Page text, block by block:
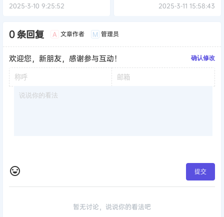
2025-3-10 9:25:52 2025-3-11 15:58:43
0 条回复 A 文章作者 M 管理员
欢迎您，新朋友，感谢参与互动！ 确认修改
提交
暂无讨论，说说你的看法吧